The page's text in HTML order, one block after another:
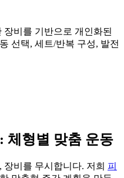
비를 기반으로 개인화된
선택, 세트/반복 구성, 발전
체형별 맞춤 운동
비를 무시합니다. 저희 피